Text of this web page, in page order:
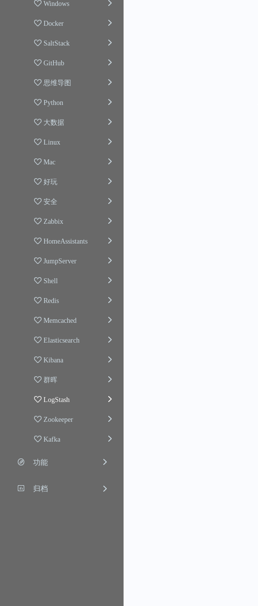
Windows
Docker
SaltStack
GitHub
思维导图
Python
大数据
Linux
Mac
好玩
安全
Zabbix
HomeAssistants
JumpServer
Shell
Redis
Memcached
Elasticsearch
Kibana
群晖
LogStash
Zookeeper
Kafka
功能
归档